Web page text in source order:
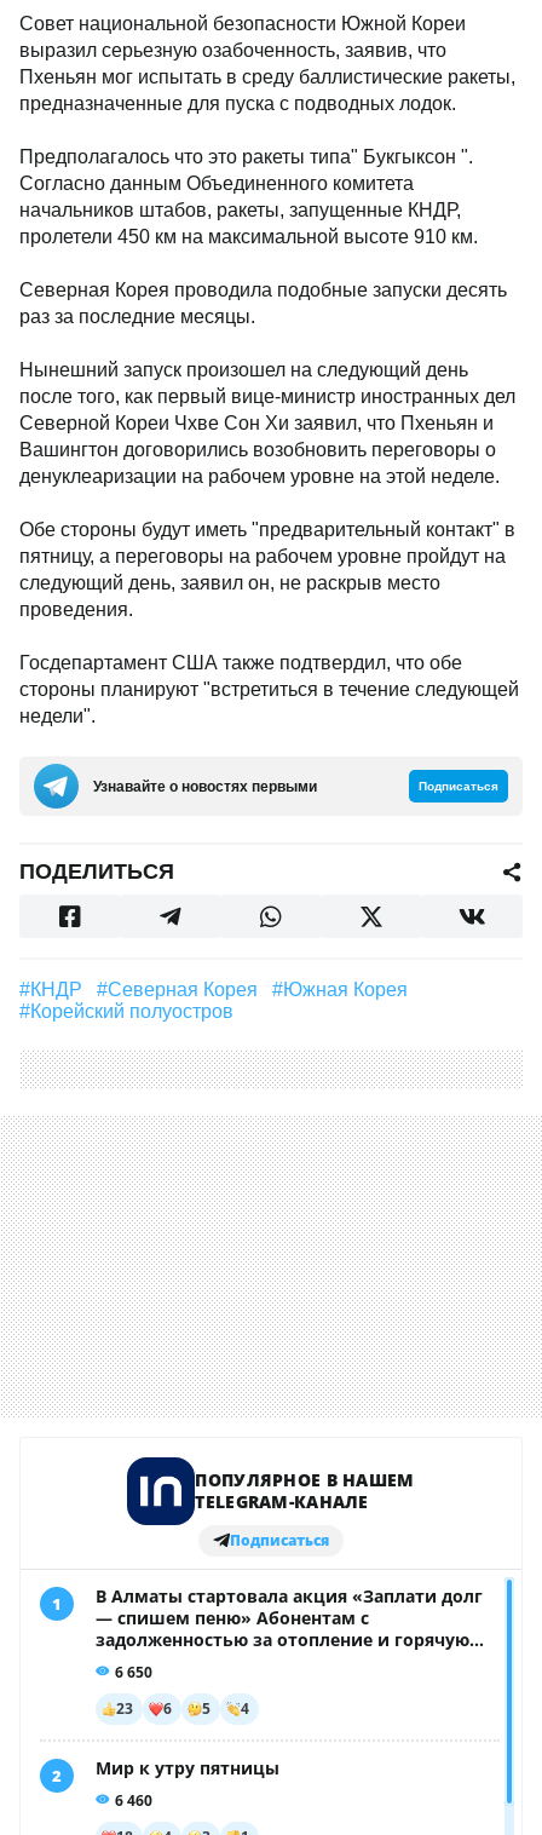
Совет национальной безопасности Южной Кореи
выразил серьезную озабоченность, заявив, что
Пхеньян мог испытать в среду баллистические ракеты,
предназначенные для пуска с подводных лодок.
Предполагалось что это ракеты типа" Букгыксон ".
Согласно данным Объединенного комитета
начальников штабов, ракеты, запущенные КНДР,
пролетели 450 км на максимальной высоте 910 км.
Северная Корея проводила подобные запуски десять
раз за последние месяцы.
Нынешний запуск произошел на следующий день
после того, как первый вице-министр иностранных дел
Северной Кореи Чхве Сон Хи заявил, что Пхеньян и
Вашингтон договорились возобновить переговоры о
денуклеаризации на рабочем уровне на этой неделе.
Обе стороны будут иметь "предварительный контакт" в
пятницу, а переговоры на рабочем уровне пройдут на
следующий день, заявил он, не раскрыв место
проведения.
Госдепартамент США также подтвердил, что обе
стороны планируют "встретиться в течение следующей
недели".
Узнавайте о новостях первыми Подписаться
ПОДЕЛИТЬСЯ
#КНДР #Северная Корея
#Южная Корея
#Корейский полуостров